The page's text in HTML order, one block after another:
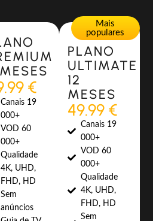
Popular
€
Canais 19
000+
VOD 60
000+
Qualidade
4K, UHD,
FHD, HD
Sem
anúncios
Mais
populares
PLANO
ULTIMATE
12
MESES
49.99 €
Canais 19
000+
VOD 60
000+
Qualidade
4K, UHD,
FHD, HD
Sem